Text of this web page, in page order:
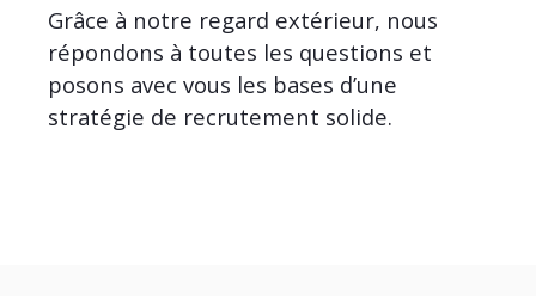
Grâce à notre regard extérieur, nous
répondons à toutes les questions et
posons avec vous les bases d’une
stratégie de recrutement solide.